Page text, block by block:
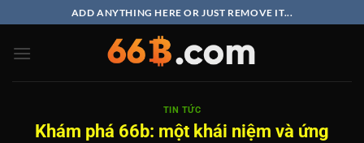
qua
nội
ADD ANYTHING HERE OR JUST REMOVE IT...
TIN TỨC
Khám phá 66b: một khái niệm và ứng